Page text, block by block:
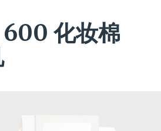
化妆棉